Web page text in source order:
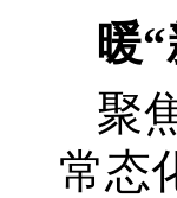
暖
聚
常态